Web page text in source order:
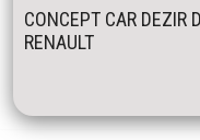
CONCEPT CAR DEZIR
RENAULT